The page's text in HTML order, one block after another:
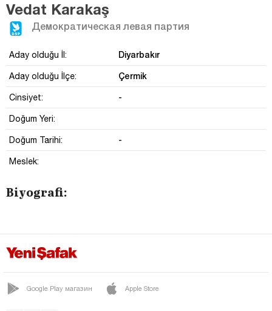
Vedat Karakaş
Демократическая левая партия
Aday olduğu İl: Diyarbakır
Aday olduğu İlçe: Çermik
Cinsiyet: -
Doğum Yeri:
Doğum Tarihi: -
Meslek:
Biyografi:
Google Play магазин Apple Store